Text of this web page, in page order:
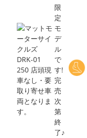
限
定
モ
デ
ル
で
す!
完
売
次
第
終
了♪